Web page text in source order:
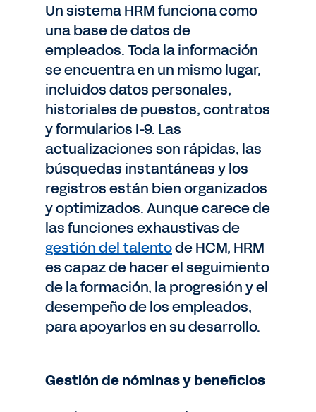
Un sistema HRM funciona como
una base de datos de
empleados. Toda la información
se encuentra en un mismo lugar,
incluidos datos personales,
historiales de puestos, contratos
y formularios I-9. Las
actualizaciones son rápidas, las
búsquedas instantáneas y los
registros están bien organizados
y optimizados. Aunque carece de
las funciones exhaustivas de
gestión del talentode HCM, HRM
es capaz de hacer el seguimiento
de la formación, la progresión y el
desempeño de los empleados,
para apoyarlos en su desarrollo.
Gestión de nóminas y beneficios